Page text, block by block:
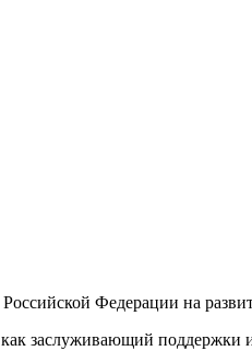
Федерации на
заслуживающий поддержки